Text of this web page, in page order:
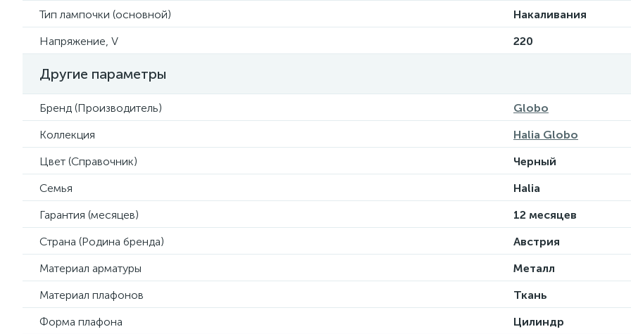
Тип лампочки (основной)
Накаливания
Напряжение, V
220
Другие параметры
Бренд (Производитель)
Globo
Коллекция
Halia Globo
Цвет (Справочник)
Черный
Семья
Halia
Гарантия (месяцев)
12 месяцев
Страна (Родина бренда)
Австрия
Материал арматуры
Металл
Материал плафонов
Ткань
Форма плафона
Цилиндр